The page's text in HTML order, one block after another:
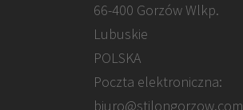
66-400 Gorzów Wlkp.
Lubuskie
POLSKA
Poczta elektroniczna:
biuro@stilongorzow.com